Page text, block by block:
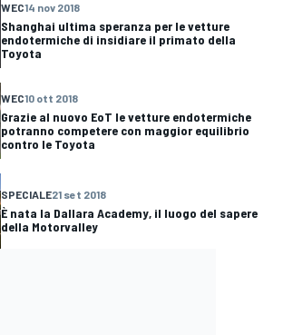
WEC14 nov 2018
Shanghai ultima speranza per le vetture
endotermiche di insidiare il primato della
Toyota
WEC10 ott 2018
Grazie al nuovo EoT le vetture endotermiche
potranno competere con maggior equilibrio
contro le Toyota
SPECIALE21 set 2018
È nata la Dallara Academy, il luogo del sapere
della Motorvalley